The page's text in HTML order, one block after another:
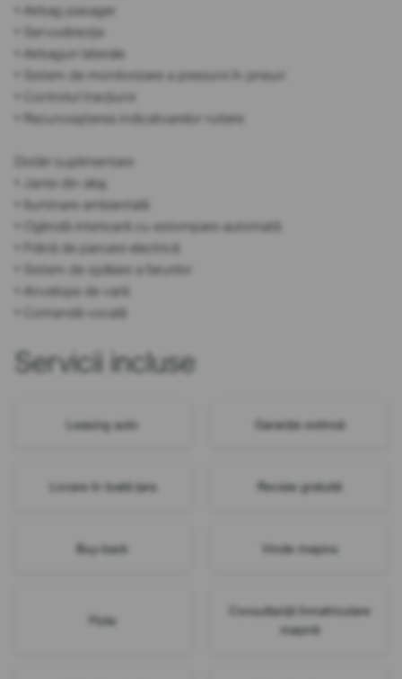
• Airbag pasager
• Servodirecție
• Airbaguri laterale
• Sistem de monitorizare a presiunii în pneuri
• Controlul tracțiunii
• Recunoașterea indicatoarelor rutiere
Dotări suplimentare
• Jante din aliaj
• Iluminare ambientală
• Oglindă interioară cu estompare automată
• Frână de parcare electrică
• Sistem de spălare a farurilor
• Anvelope de vară
• Comandă vocală
Servicii incluse
Leasing auto Garanție extinsă
Livrare în toată țara Revizie gratuită
Buy-back Vinde mașina
Flote
Consultanță înmatriculare
mașină